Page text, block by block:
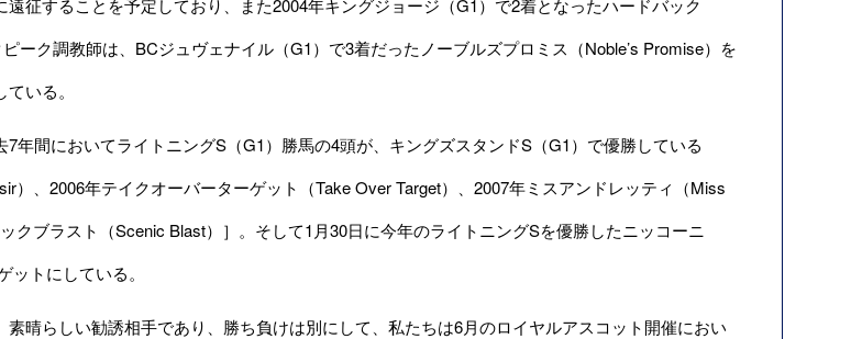
征することを予定しており、また2004年キングジョージ（G1）で2着となったハードバック
ーク調教師は、BCジュヴェナイル（G1）で3着だったノーブルズプロミス（Noble’s Promise）を
いる。
年間においてライトニングS（G1）勝馬の4頭が、キングズスタンドS（G1）で優勝している
）、2006年テイクオーバーターゲット（Take Over Target）、2007年ミスアンドレッティ（Miss
クブラスト（Scenic Blast）］。そして1月30日に今年のライトニングSを優勝したニッコーニ
ットにしている。
晴らしい勧誘相手であり、勝ち負けは別にして、私たちは6月のロイヤルアスコット開催におい